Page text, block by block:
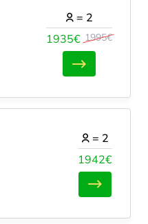
1935€ 1995€
= 2
1942€
= 2